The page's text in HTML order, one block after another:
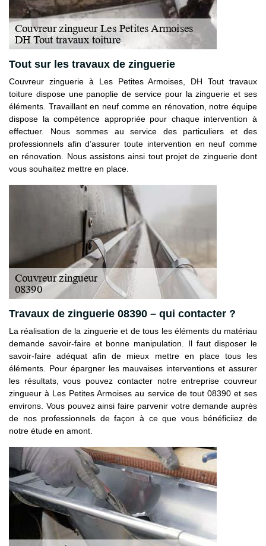
Tout sur les travaux de zinguerie
Couvreur zinguerie à Les Petites Armoises, DH Tout travaux
toiture dispose une panoplie de service pour la zinguerie et ses
éléments. Travaillant en neuf comme en rénovation, notre équipe
dispose la compétence appropriée pour chaque intervention à
effectuer. Nous sommes au service des particuliers et des
professionnels afin d’assurer toute intervention en neuf comme
en rénovation. Nous assistons ainsi tout projet de zinguerie dont
vous souhaitez mettre en place.
Travaux de zinguerie 08390 – qui contacter ?
La réalisation de la zinguerie et de tous les éléments du matériau
demande savoir-faire et bonne manipulation. Il faut disposer le
savoir-faire adéquat afin de mieux mettre en place tous les
éléments. Pour épargner les mauvaises interventions et assurer
les résultats, vous pouvez contacter notre entreprise couvreur
zingueur à Les Petites Armoises au service de tout 08390 et ses
environs. Vous pouvez ainsi faire parvenir votre demande auprès
de nos professionnels de façon à ce que vous bénéficiiez de
notre étude en amont.